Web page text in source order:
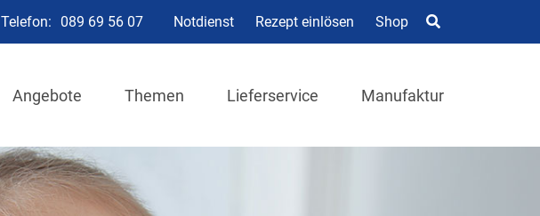
Telefon: 089 69 56 07 Notdienst Rezept einlösen Shop
Angebote Themen Lieferservice Manufaktur